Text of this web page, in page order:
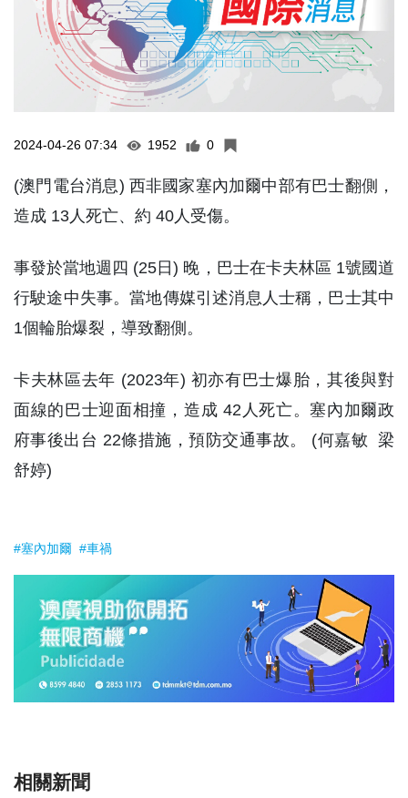
2024-04-26 07:34 1952 0
(澳門電台消息) 西非國家塞內加爾中部有巴士翻側，
造成 13人死亡、約 40人受傷。
事發於當地週四 (25日) 晚，巴士在卡夫林區 1號國道
行駛途中失事。當地傳媒引述消息人士稱，巴士其中
1個輪胎爆裂，導致翻側。
卡夫林區去年 (2023年) 初亦有巴士爆胎，其後與對
面線的巴士迎面相撞，造成 42人死亡。塞內加爾政
府事後出台 22條措施，預防交通事故。 (何嘉敏 梁
舒婷)
#塞內加爾 #車禍
相關新聞